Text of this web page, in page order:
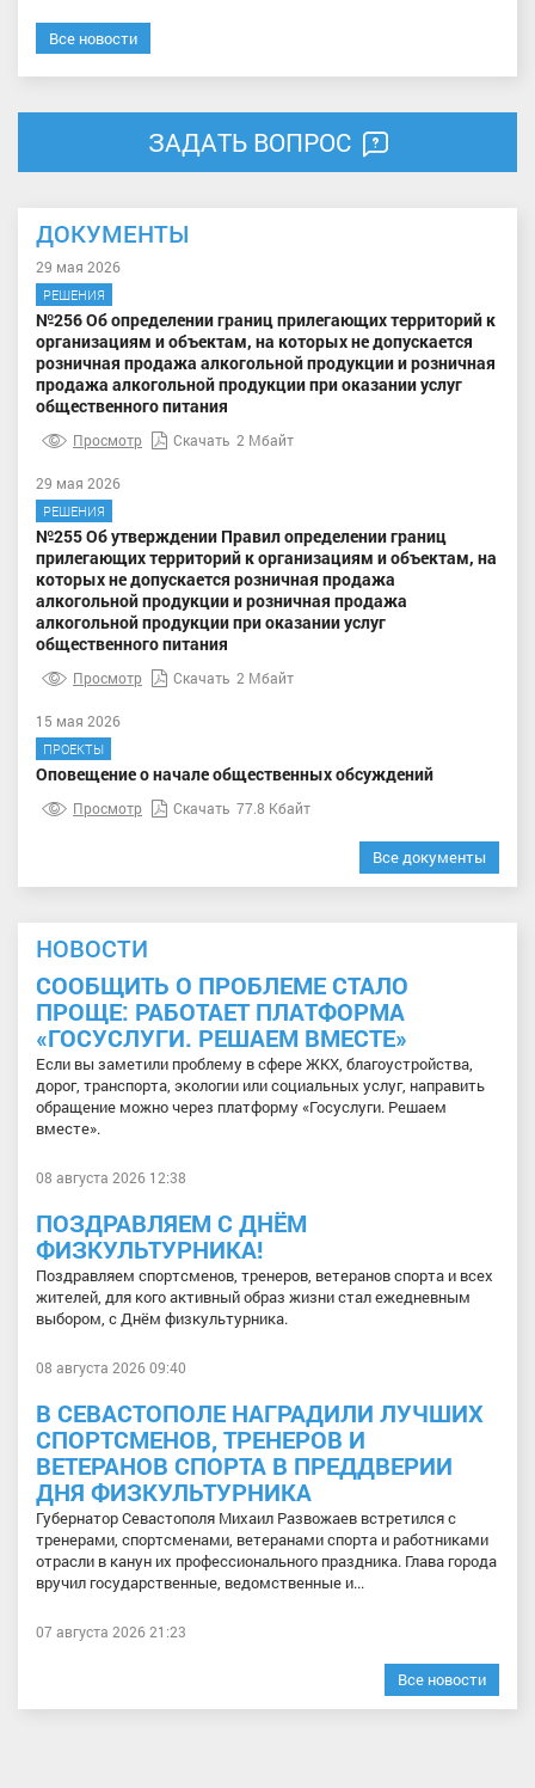
Все новости
ЗАДАТЬ ВОПРОС
ДОКУМЕНТЫ
29 мая 2026
РЕШЕНИЯ
№256 Об определении границ прилегающих территорий к
организациям и объектам, на которых не допускается
розничная продажа алкогольной продукции и розничная
продажа алкогольной продукции при оказании услуг
общественного питания
Просмотр Скачать 2 Мбайт
29 мая 2026
РЕШЕНИЯ
№255 Об утверждении Правил определении границ
прилегающих территорий к организациям и объектам, на
которых не допускается розничная продажа
алкогольной продукции и розничная продажа
алкогольной продукции при оказании услуг
общественного питания
Просмотр Скачать 2 Мбайт
15 мая 2026
ПРОЕКТЫ
Оповещение о начале общественных обсуждений
Просмотр Скачать 77.8 Кбайт
Все документы
НОВОСТИ
СООБЩИТЬ О ПРОБЛЕМЕ СТАЛО
ПРОЩЕ: РАБОТАЕТ ПЛАТФОРМА
«ГОСУСЛУГИ. РЕШАЕМ ВМЕСТЕ»
Если вы заметили проблему в сфере ЖКХ, благоустройства,
дорог, транспорта, экологии или социальных услуг, направить
обращение можно через платформу «Госуслуги. Решаем
вместе».
08 августа 2026 12:38
ПОЗДРАВЛЯЕМ С ДНЁМ
ФИЗКУЛЬТУРНИКА!
Поздравляем спортсменов, тренеров, ветеранов спорта и всех
жителей, для кого активный образ жизни стал ежедневным
выбором, с Днём физкультурника.
08 августа 2026 09:40
В СЕВАСТОПОЛЕ НАГРАДИЛИ ЛУЧШИХ
СПОРТСМЕНОВ, ТРЕНЕРОВ И
ВЕТЕРАНОВ СПОРТА В ПРЕДДВЕРИИ
ДНЯ ФИЗКУЛЬТУРНИКА
Губернатор Севастополя Михаил Развожаев встретился с
тренерами, спортсменами, ветеранами спорта и работниками
отрасли в канун их профессионального праздника. Глава города
вручил государственные, ведомственные и...
07 августа 2026 21:23
Все новости